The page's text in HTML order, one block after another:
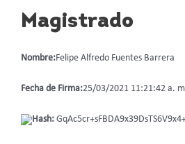
Magistrado
Nombre:Felipe Alfredo Fuentes Barrera
Fecha de Firma:25/03/2021 11:21:42 a.
Hash: